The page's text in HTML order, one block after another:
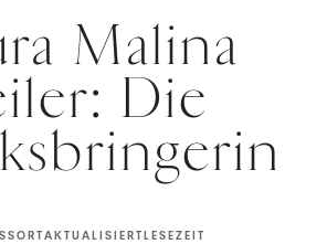
Malina
Die
AKTUALISIERTLESEZEIT